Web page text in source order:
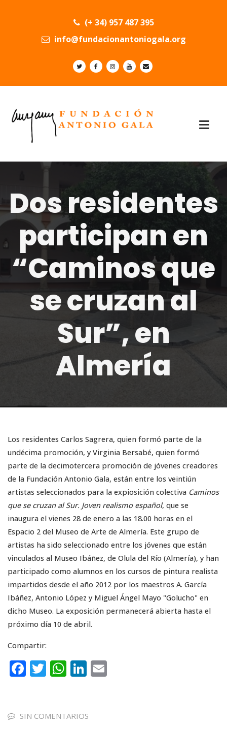
(+ 34) 957 487 395
info@fundacionantoniogala.org
Dos residentes
participan en
“Caminos que
se cruzan al
Sur”, en
Almería
Los residentes Carlos Sagrera, quien formó parte de la
undécima promoción, y Virginia Bersabé, quien formó
parte de la decimotercera promoción de jóvenes creadores
de la Fundación Antonio Gala, están entre los veintiún
artistas seleccionados para la expiosición colectiva Caminos
que se cruzan al Sur. Joven realismo español, que se
inaugura el vienes 28 de enero a las 18.00 horas en el
Espacio 2 del Museo de Arte de Almería. Este grupo de
artistas ha sido seleccionado entre los jóvenes que están
vinculados al Museo Ibáñez, de Olula del Río (Almería), y han
participado como alumnos en los cursos de pintura realista
impartidos desde el año 2012 por los maestros A. García
Ibáñez, Antonio López y Miguel Ángel Mayo "Golucho" en
dicho Museo. La exposición permanecerá abierta hasta el
próximo día 10 de abril.
Compartir:
F
e
T
te
W
ts
Li
e
SIN COMENTARIOS